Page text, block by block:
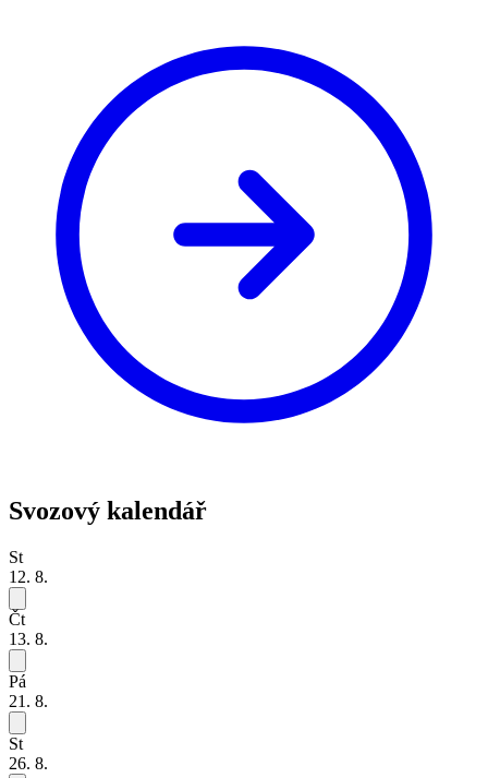
Svozový kalendář
St
12. 8.
Čt
13. 8.
Pá
21. 8.
St
26. 8.